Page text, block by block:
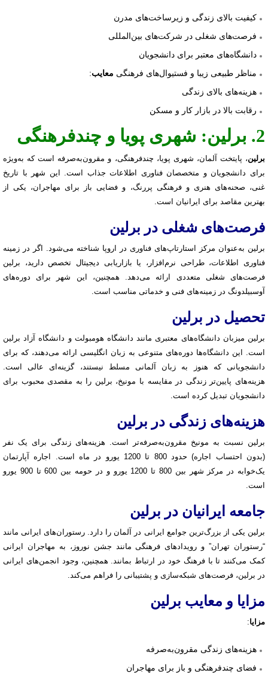
کیفیت بالای زندگی و زیرساخت‌های مدرن
فرصت‌های شغلی در شرکت‌های بین‌المللی
دانشگاه‌های معتبر برای دانشجویان
مناظر طبیعی زیبا و فستیوال‌های فرهنگی معایب:
هزینه‌های بالای زندگی
رقابت بالا در بازار کار و مسکن
2. برلین: شهری پویا و چندفرهنگی
برلین، پایتخت آلمان، شهری پویا، چندفرهنگی، و مقرون‌به‌صرفه است که به‌ویژه
برای دانشجویان و متخصصان فناوری اطلاعات جذاب است. این شهر با تاریخ
غنی، صحنه‌های هنری و فرهنگی پررنگ، و فضایی باز برای مهاجران، یکی از
بهترین مقاصد برای ایرانیان است.
فرصت‌های شغلی در برلین
برلین به‌عنوان مرکز استارتاپ‌های فناوری در اروپا شناخته می‌شود. اگر در زمینه
فناوری اطلاعات، طراحی نرم‌افزار، یا بازاریابی دیجیتال تخصص دارید، برلین
فرصت‌های شغلی متعددی ارائه می‌دهد. همچنین، این شهر برای دوره‌های
آوسبیلدونگ در زمینه‌های فنی و خدماتی مناسب است.
تحصیل در برلین
برلین میزبان دانشگاه‌های معتبری مانند دانشگاه هومبولت و دانشگاه آزاد برلین
است. این دانشگاه‌ها دوره‌های متنوعی به زبان انگلیسی ارائه می‌دهند، که برای
دانشجویانی که هنوز به زبان آلمانی مسلط نیستند، گزینه‌ای عالی است.
هزینه‌های پایین‌تر زندگی در مقایسه با مونیخ، برلین را به مقصدی محبوب برای
دانشجویان تبدیل کرده است.
هزینه‌های زندگی در برلین
برلین نسبت به مونیخ مقرون‌به‌صرفه‌تر است. هزینه‌های زندگی برای یک نفر
(بدون احتساب اجاره) حدود 800 تا 1200 یورو در ماه است. اجاره آپارتمان
یک‌خوابه در مرکز شهر بین 800 تا 1200 یورو و در حومه بین 600 تا 900 یورو
است.
جامعه ایرانیان در برلین
برلین یکی از بزرگ‌ترین جوامع ایرانی در آلمان را دارد. رستوران‌های ایرانی مانند
“رستوران تهران” و رویدادهای فرهنگی مانند جشن نوروز، به مهاجران ایرانی
کمک می‌کنند تا با فرهنگ خود در ارتباط بمانند. همچنین، وجود انجمن‌های ایرانی
در برلین، فرصت‌های شبکه‌سازی و پشتیبانی را فراهم می‌کند.
مزایا و معایب برلین
مزایا:
هزینه‌های زندگی مقرون‌به‌صرفه
فضای چندفرهنگی و باز برای مهاجران